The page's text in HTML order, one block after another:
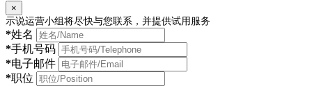
×
示说运营小组将尽快与您联系，并提供试用服务
*姓名
*手机号码
*电子邮件
*职位